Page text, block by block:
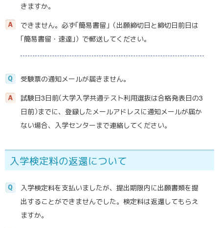
きますか。
できません。必ず｢簡易書留｣（出願締切日と締切日前日は
｢簡易書留・速達｣）で郵送してください。
受験票の通知メールが届きません。
試験日3日前（大学入学共通テスト利用選抜は合格発表日の3
日前）までに、登録したメールアドレスに通知メールが届か
ない場合、入学センターまで連絡してください。
入学検定料の返還について
入学検定料を支払いましたが、提出期限内に出願書類を提
出することができませんでした。検定料は返還してもらえ
ますか。